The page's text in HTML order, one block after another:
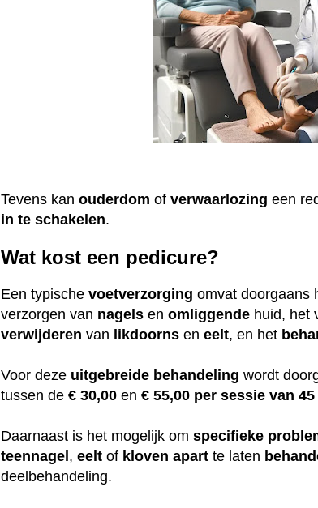
Tevens kanouderdom ofverwaarlozing een
in te schakelen.
Wat kost een pedicure?
Een typischevoetverzorging omvat doorgaans
verzorgen van nagels enomliggende huid, het
verwijderen van likdoorns eneelt, en het
Voor deze uitgebreide behandeling wordt
tussen de€ 30,00 en€ 55,00 per sessie van
Daarnaast is het mogelijk omspecifieke
teennagel ,eelt of kloven apart te laten
deelbehandeling.